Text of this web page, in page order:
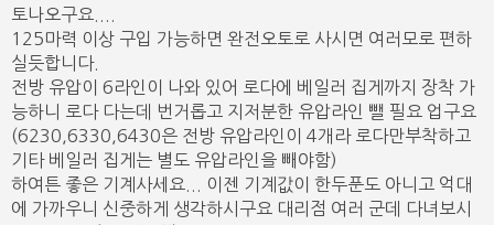
토나오구요....
125마력 이상 구입 가능하면 완전오토로 사시면 여러모로 편하
실듯합니다.
전방 유압이 6라인이 나와 있어 로다에 베일러 집게까지 장착 가
능하니 로다 다는데 번거롭고 지저분한 유압라인 뺄 필요 업구요
(6230,6330,6430은 전방 유압라인이 4개라 로다만부착하고
기타 베일러 집게는 별도 유압라인을 빼야함)
하여튼 좋은 기계사세요... 이젠 기계값이 한두푼도 아니고 억대
에 가까우니 신중하게 생각하시구요 대리점 여러 군데 다녀보시